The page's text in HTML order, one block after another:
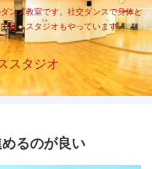
ンス教室です。社交ダンスで身体と
貸しスタジオもやっています。
スタジオ
るのが良い